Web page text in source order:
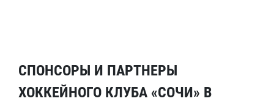
СПОНСОРЫ И ПАРТНЕРЫ
ХОККЕЙНОГО КЛУБА «СОЧИ» В